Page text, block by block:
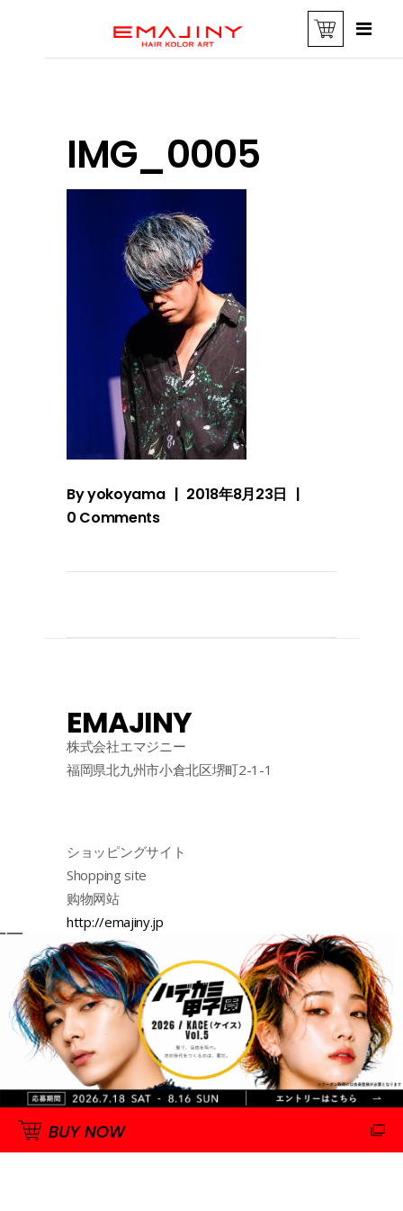
IMG_0005
Byyokoyama
2018年8月23日
0 Comments
EMAJINY
株式会社エマジニー
福岡県北九州市小倉北区堺町2-1-1
ショッピングサイト
Shopping site
购物网站
http://emajiny.jp